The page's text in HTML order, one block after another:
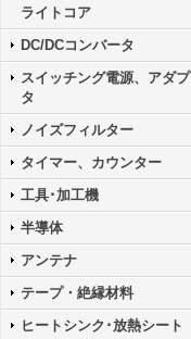
ライトコア
DC/DCコンバータ
スイッチング電源、アダプ
タ
ノイズフィルター
タイマー、カウンター
工具･加工機
半導体
アンテナ
テープ・絶縁材料
ヒートシンク･放熱シート